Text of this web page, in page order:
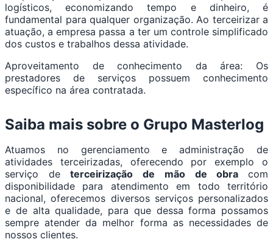
logísticos, economizando tempo e dinheiro, é
fundamental para qualquer organização. Ao terceirizar a
atuação, a empresa passa a ter um controle simplificado
dos custos e trabalhos dessa atividade.
Aproveitamento de conhecimento da área: Os
prestadores de serviços possuem conhecimento
específico na área contratada.
Saiba mais sobre o Grupo Masterlog
Atuamos no gerenciamento e administração de
atividades terceirizadas, oferecendo por exemplo o
serviço deterceirização de mão de obracom
disponibilidade para atendimento em todo território
nacional, oferecemos diversos serviços personalizados
e de alta qualidade, para que dessa forma possamos
sempre atender da melhor forma as necessidades de
nossos clientes.